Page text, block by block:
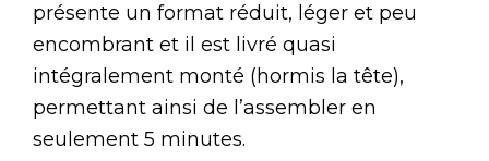
présente un format réduit, léger et peu
encombrant et il est livré quasi
intégralement monté (hormis la tête),
permettant ainsi de l’assembler en
seulement 5 minutes.